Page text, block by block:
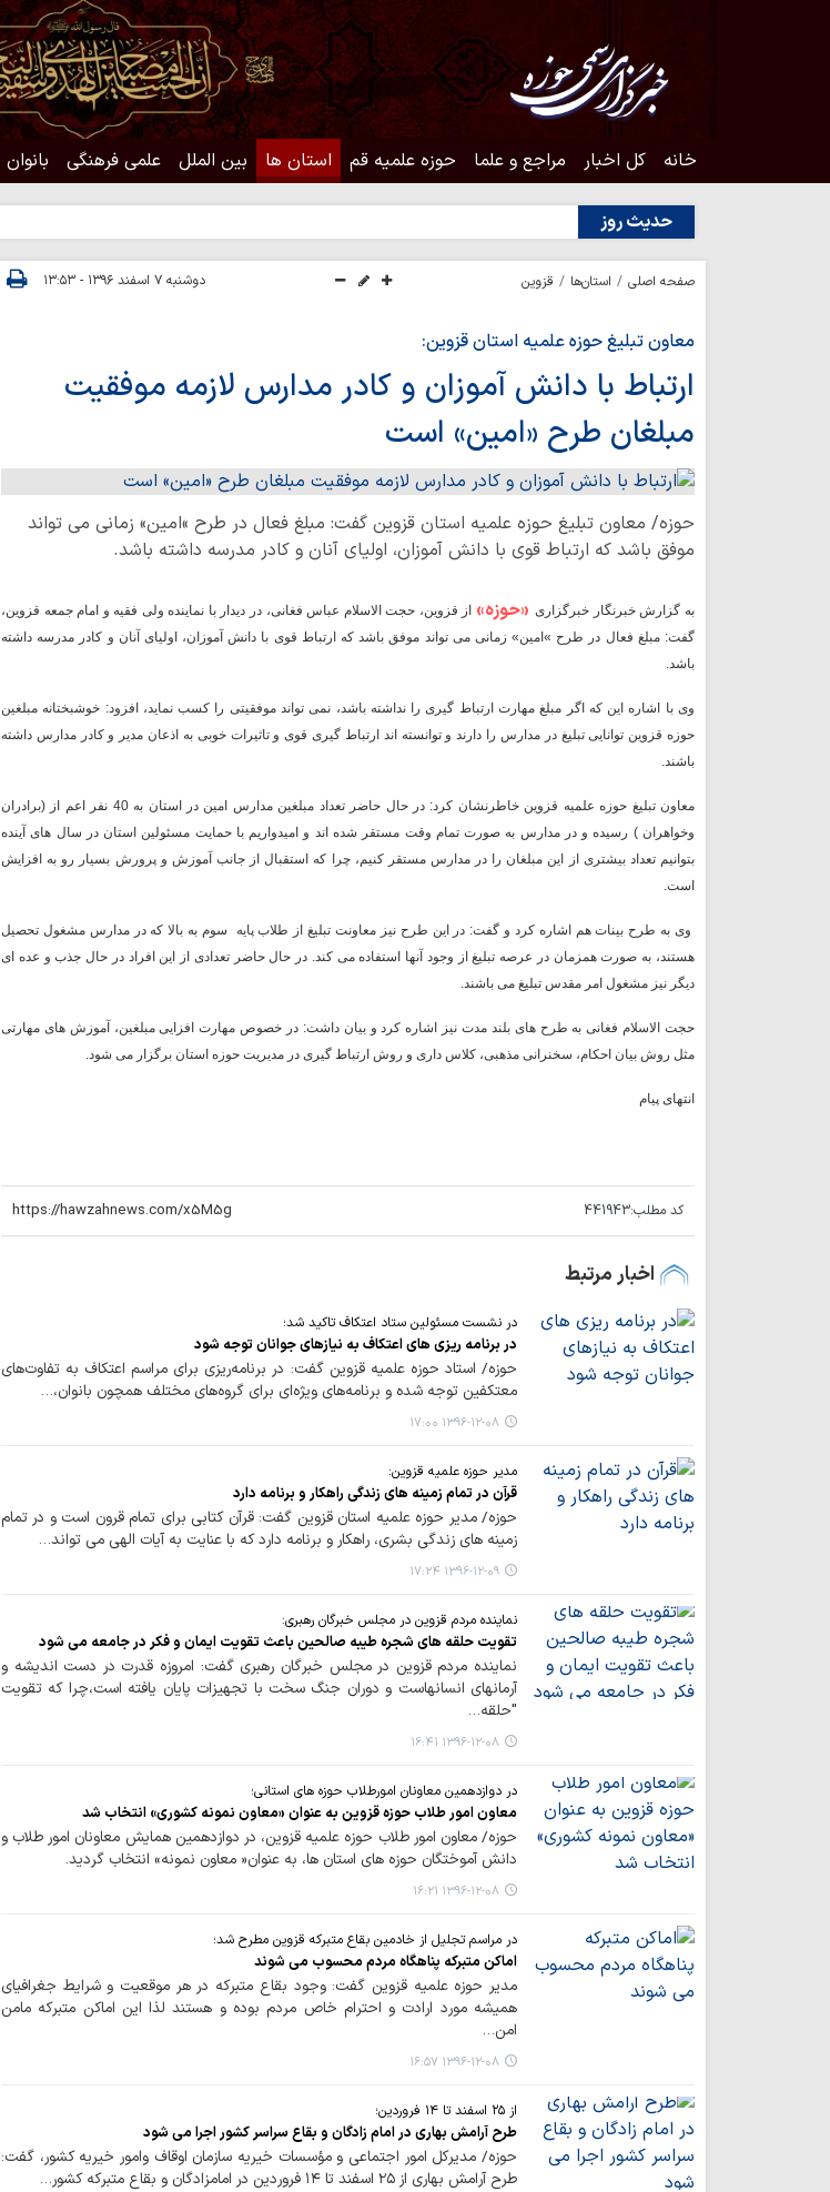
خانه کل اخبار مراجع و علما حوزه علمیه قم استان ها بین الملل علمی فرهنگی بانوان
حدیث روز
صفحه اصلی استان‌ها قزوین دوشنبه ۷ اسفند ۱۳۹۶ - ۱۳:۵۳
معاون تبلیغ حوزه علمیه استان قزوین:
ارتباط با دانش آموزان و کادر مدارس لازمه موفقیت
مبلغان طرح «امین» است
حوزه/ معاون تبلیغ حوزه علمیه استان قزوین گفت: مبلغ فعال در طرح »امین» زمانی می تواند
موفق باشد که ارتباط قوی با دانش آموزان، اولیای آنان و کادر مدرسه داشته باشد.
به گزارش خبرنگار خبرگزاری «حوزه»
از قزوین، حجت الاسلام عباس فغانی، در دیدار با نماینده ولی فقیه و امام جمعه قزوین،
گفت: مبلغ فعال در طرح »امین» زمانی می تواند موفق باشد که ارتباط قوی با دانش آموزان، اولیای آنان و کادر مدرسه داشته
باشد.
وی با اشاره این که اگر مبلغ مهارت ارتباط گیری را نداشته باشد، نمی تواند موفقیتی را کسب نماید، افزود: خوشبختانه مبلغین
حوزه قزوین توانایی تبلیغ در مدارس را دارند و توانسته اند ارتباط گیری قوی و تاثیرات خوبی به اذعان مدیر و کادر مدارس داشته
باشند.
معاون تبلیغ حوزه علمیه قزوین خاطرنشان کرد: در حال حاضر تعداد مبلغین مدارس امین در استان به 40 نفر اعم از (برادران
وخواهران ) رسیده و در مدارس به صورت تمام وقت مستقر شده اند و امیدواریم با حمایت مسئولین استان در سال های آینده
بتوانیم تعداد بیشتری از این مبلغان را در مدارس مستقر کنیم، چرا که استقبال از جانب آموزش و پرورش بسیار رو به افزایش
است.
وی به طرح بینات هم اشاره کرد و گفت: در این طرح نیز معاونت تبلیغ از طلاب پایه سوم به بالا که در مدارس مشغول تحصیل
هستند، به صورت همزمان در عرصه تبلیغ از وجود آنها استفاده می کند. در حال حاضر تعدادی از این افراد در حال جذب و عده ای
دیگر نیز مشغول امر مقدس تبلیغ می باشند.
حجت الاسلام فغانی به طرح های بلند مدت نیز اشاره کرد و بیان داشت: در خصوص مهارت افزایی مبلغین، آموزش های مهارتی
مثل روش بیان احکام، سخنرانی مذهبی، کلاس داری و روش ارتباط گیری در مدیریت حوزه استان برگزار می شود.
انتهای پیام
کد مطلب:441943
اخبار مرتبط
در نشست مسئولین ستاد اعتکاف تاکید شد؛
در برنامه ریزی های اعتکاف به نیازهای جوانان توجه شود
حوزه/ استاد حوزه علمیه قزوین گفت: در برنامه‌ریزی برای مراسم اعتکاف به تفاوت‌های
معتکفین توجه شده و برنامه‌های ویژه‌ای برای گروه‌های مختلف همچون بانوان،…
۱۳۹۶-۱۲-۰۸ ۱۷:۰۰
مدیر حوزه علمیه قزوین:
قرآن در تمام زمینه های زندگی راهکار و برنامه دارد
حوزه/ مدیر حوزه علمیه استان قزوین گفت: قرآن کتابی برای تمام قرون است و در تمام
زمینه های زندگی بشری، راهکار و برنامه دارد که با عنایت به آیات الهی می تواند…
۱۳۹۶-۱۲-۰۹ ۱۷:۲۴
نماینده مردم قزوین در مجلس خبرگان رهبری:
تقویت حلقه های شجره طیبه صالحین باعث تقویت ایمان و فکر در جامعه می شود
نماینده مردم قزوین در مجلس خبرگان رهبری گفت: امروزه قدرت در دست اندیشه و
آرمانهای انسانهاست و دوران جنگ سخت با تجهیزات پایان یافته است،چرا که تقویت
"حلقه…
۱۳۹۶-۱۲-۰۸ ۱۶:۴۱
در دوازدهمین معاونان امورطلاب حوزه های استانی؛
معاون امور طلاب حوزه قزوین به عنوان «معاون نمونه کشوری» انتخاب شد
حوزه/ معاون امور طلاب حوزه علمیه قزوین، در دوازدهمین همایش معاونان امور طلاب و
دانش آموختگان حوزه های استان ها، به عنوان« معاون نمونه» انتخاب گردید.
۱۳۹۶-۱۲-۰۸ ۱۶:۲۱
در مراسم تجلیل از خادمین بقاع متبرکه قزوین مطرح شد؛
اماکن متبرکه پناهگاه مردم محسوب می شوند
مدیر حوزه علمیه قزوین گفت: وجود بقاع متبرکه در هر موقعیت و شرایط جغرافیای
همیشه مورد ارادت و احترام خاص مردم بوده و هستند لذا این اماکن متبرکه مامن
امن…
۱۳۹۶-۱۲-۰۸ ۱۶:۵۷
از ۲۵ اسفند تا ۱۴ فروردین؛
طرح آرامش بهاری در امام زادگان و بقاع سراسر کشور اجرا می شود
حوزه/ مدیرکل امور اجتماعی و مؤسسات خیریه سازمان اوقاف وامور خیریه کشور، گفت:
طرح آرامش بهاری از ۲۵ اسفند تا ۱۴ فروردین در امامزادگان و بقاع متبرکه کشور…